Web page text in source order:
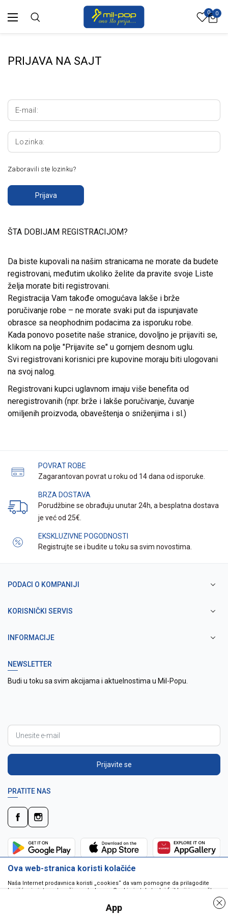
0 0
PRIJAVA NA SAJT
E-mail:
Lozinka:
Zaboravili ste lozinku?
Prijava
ŠTA DOBIJAM REGISTRACIJOM?
Da biste kupovali na našim stranicama ne morate da budete
registrovani, međutim ukoliko želite da pravite svoje Liste
želja morate biti registrovani.
Registracija Vam takođe omogućava lakše i brže
poručivanje robe – ne morate svaki put da ispunjavate
obrasce sa neophodnim podacima za isporuku robe.
Kada ponovo posetite naše stranice, dovoljno je prijaviti se,
klikom na polje "Prijavite se" u gornjem desnom uglu.
Svi registrovani korisnici pre kupovine moraju biti ulogovani
na svoj nalog.
Registrovani kupci uglavnom imaju više benefita od
neregistrovanih (npr. brže i lakše poručivanje, čuvanje
omiljenih proizvoda, obaveštenja o sniženjima i sl.)
POVRAT ROBE
Zagarantovan povrat u roku od 14 dana od isporuke.
BRZA DOSTAVA
Porudžbine se obrađuju unutar 24h, a besplatna dostava
je već od 25€.
EKSKLUZIVNE POGODNOSTI
Registrujte se i budite u toku sa svim novostima.
PODACI O KOMPANIJI
KORISNIČKI SERVIS
INFORMACIJE
NEWSLETTER
Budi u toku sa svim akcijama i aktuelnostima u Mil-Popu.
Prijavite se
PRATITE NAS
Ova web-stranica koristi kolačiće
Naša Internet prodavnica koristi „cookies“ da vam pomogne da prilagodite
korišćenje interneta vašim potrebama. Cookie je tekstualni fajl koji je smešten
da pokrenu program ili da isporuče virus vašem računaru. Cookie-i su
jedinstveno dodeljeni vama, i jedino mogu biti pročitani od strane web servera
App